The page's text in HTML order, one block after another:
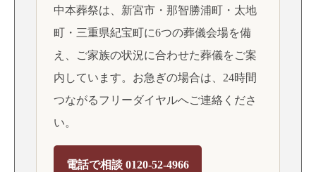
中本葬祭は、新宮市・那智勝浦町・太地
町・三重県紀宝町に6つの葬儀会場を備
え、ご家族の状況に合わせた葬儀をご案
内しています。お急ぎの場合は、24時間
つながるフリーダイヤルへご連絡くださ
い。
電話で相談 0120-52-4966